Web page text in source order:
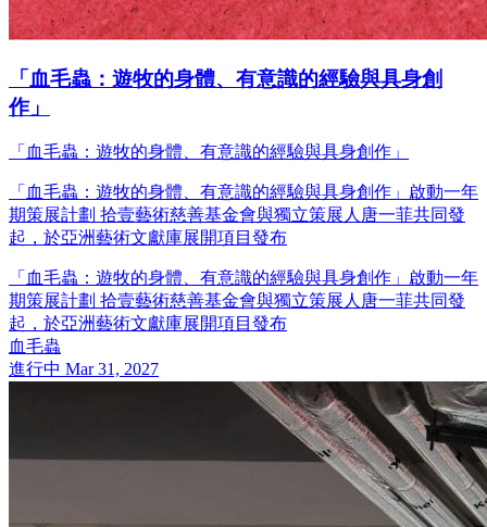
「血毛蟲：遊牧的身體、有意識的經驗與具身創
作」
「血毛蟲：遊牧的身體、有意識的經驗與具身創作」
「血毛蟲：遊牧的身體、有意識的經驗與具身創作」啟動一年
期策展計劃 拾壹藝術慈善基金會與獨立策展人唐一菲共同發
起，於亞洲藝術文獻庫展開項目發布
「血毛蟲：遊牧的身體、有意識的經驗與具身創作」啟動一年
期策展計劃 拾壹藝術慈善基金會與獨立策展人唐一菲共同發
起，於亞洲藝術文獻庫展開項目發布
血毛蟲
進行中 Mar 31, 2027